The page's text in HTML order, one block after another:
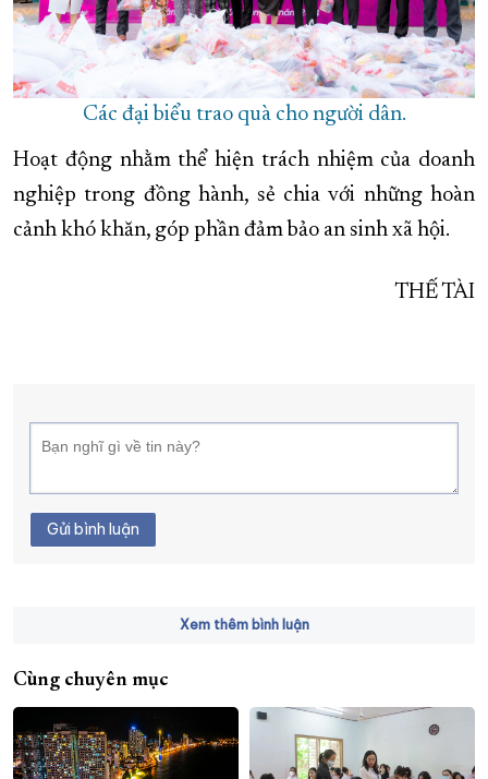
Các đại biểu trao quà cho người dân.
Hoạt động nhằm thể hiện trách nhiệm của doanh
nghiệp trong đồng hành, sẻ chia với những hoàn
cảnh khó khăn, góp phần đảm bảo an sinh xã hội.
THẾ TÀI
Gửi bình luận
Xem thêm bình luận
Cùng chuyên mục